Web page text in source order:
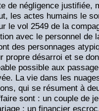
de négligence justifiée,
les actes humains le
le vol 2549 de la
avec le personnel de
des personnages
propre désarroi et se
possible aux
La vie dans les
qui se résument à
sont : un couple de
; un financier